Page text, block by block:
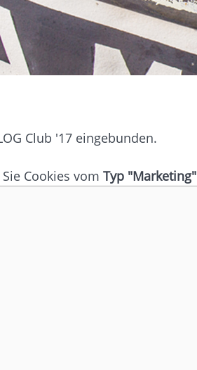
Club '17 eingebunden.
Cookies vom Typ "Marketing"